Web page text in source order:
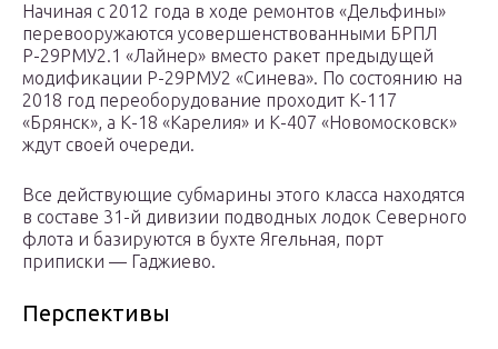
Начиная с 2012 года в ходе ремонтов «Дельфины»
перевооружаются усовершенствованными БРПЛ
Р-29РМУ2.1 «Лайнер» вместо ракет предыдущей
модификации Р-29РМУ2 «Синева». По состоянию на
2018 год переоборудование проходит К-117
«Брянск», а К-18 «Карелия» и К-407 «Новомосковск»
ждут своей очереди.
Все действующие субмарины этого класса находятся
в составе 31-й дивизии подводных лодок Северного
флота и базируются в бухте Ягельная, порт
приписки — Гаджиево.
Перспективы